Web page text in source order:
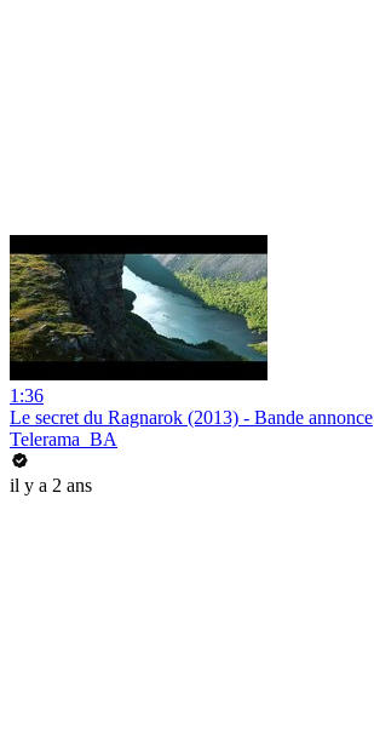
1:36
Le secret du Ragnarok (2013) - Bande annonce
Telerama_BA
il y a 2 ans